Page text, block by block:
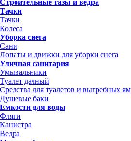
Строительные тазы и ведра
Тачки
Тачки
Колеса
Уборка снега
Сани
Лопаты и движки для уборки снега
Уличная санитария
Умывальники
Туалет дачный
Средства для туалетов и выгребных ям
Душевые баки
Емкости для воды
Фляги
Канистра
Ведра